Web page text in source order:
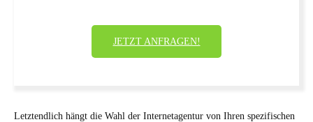
JETZT ANFRAGEN!
Letztendlich hängt die Wahl der Internetagentur von Ihren spezifischen